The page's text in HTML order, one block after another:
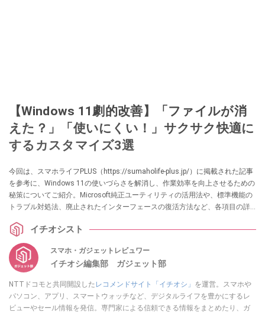
【Windows 11劇的改善】「ファイルが消
えた？」「使いにくい！」サクサク快適に
するカスタマイズ3選
今回は、スマホライフPLUS（https://sumaholife-plus.jp/）に掲載された記事
を参考に、Windows 11の使いづらさを解消し、作業効率を向上させるための
秘策についてご紹介。Microsoft純正ユーティリティの活用法や、標準機能の
トラブル対処法、廃止されたインターフェースの復活方法など、各項目の詳
イチオシスト
スマホ・ガジェットレビュワー
イチオシ編集部 ガジェット部
NTTドコモと共同開設した レコメンドサイト「イチオシ」 を運営。スマホや
パソコン、アプリ、スマートウォッチなど、デジタルライフを豊かにするレ
ビューやセール情報を発信。専門家による信頼できる情報をまとめたり、ガ